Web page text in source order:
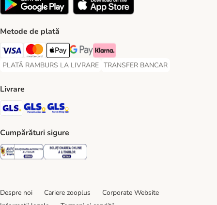
Metode de plată
Visa Payment Method
Master Card Payment Method
Apple Pay Payment Method
Google Pay Payment Method
Klarna Payment Method
PLATĂ RAMBURS LA LIVRARE
PLATĂ RAMBURS LA LIVRARE Payment Method
TRANSFER BANCAR
TRANSFER BANCAR Payment
Livrare
GLS Shipping Method
GLS Locker Shipping Method
Cumpărături sigure
Security Security
Despre noi Cariere zooplus
Corporate Website